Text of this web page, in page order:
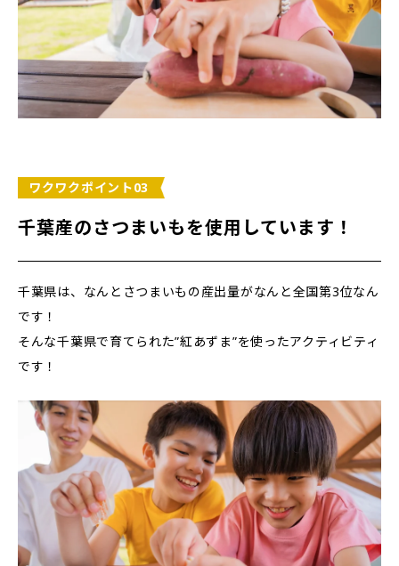
ワクワクポイント03
千葉産のさつまいもを使用しています！
千葉県は、なんとさつまいもの産出量がなんと全国第3位なん
です！
そんな千葉県で育てられた”紅あずま”を使ったアクティビティ
です！